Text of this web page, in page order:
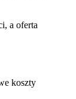
a oferta
koszty